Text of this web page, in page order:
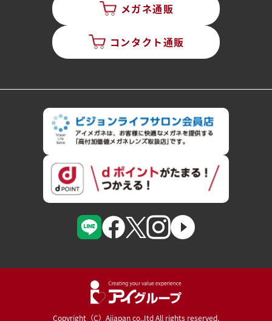
メガネ通販
コンタクト通販
Copyright（C）Aijapan co.,Itd All rights reserved.